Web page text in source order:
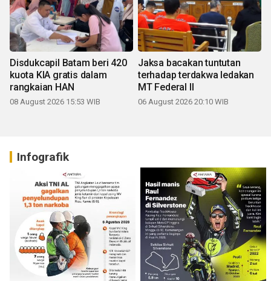
Disdukcapil Batam beri 420
kuota KIA gratis dalam
rangkaian HAN
08 August 2026 15:53 WIB
Jaksa bacakan tuntutan
terhadap terdakwa ledakan
MT Federal II
06 August 2026 20:10 WIB
Infografik